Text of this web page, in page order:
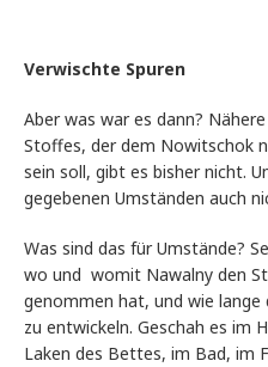
Verwischte Spuren
Aber was war es dann?
Stoffes, der dem Nowitschok
sein soll, gibt es bisher nicht.
gegebenen Umständen auch
Was sind das für Umstände?
wo und womit Nawalny den
genommen hat, und wie
zu entwickeln. Geschah es im
Laken des Bettes, im Bad, im